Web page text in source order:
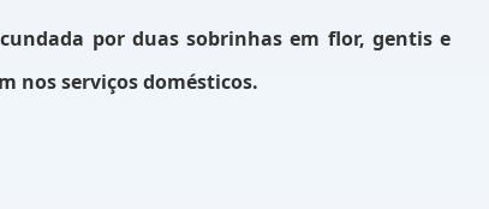
por duas sobrinhas em flor, gentis e
nos serviços domésticos.